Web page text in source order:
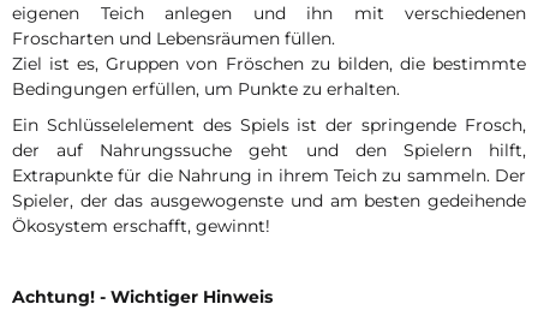
eigenen Teich anlegen und ihn mit verschiedenen
Froscharten und Lebensräumen füllen.
Ziel ist es, Gruppen von Fröschen zu bilden, die bestimmte
Bedingungen erfüllen, um Punkte zu erhalten.
Ein Schlüsselelement des Spiels ist der springende Frosch,
der auf Nahrungssuche geht und den Spielern hilft,
Extrapunkte für die Nahrung in ihrem Teich zu sammeln. Der
Spieler, der das ausgewogenste und am besten gedeihende
Ökosystem erschafft, gewinnt!
Achtung! - Wichtiger Hinweis